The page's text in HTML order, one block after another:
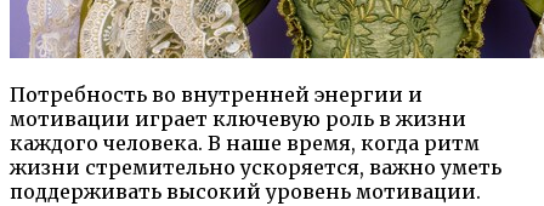
Потребность во внутренней энергии и
мотивации играет ключевую роль в жизни
каждого человека. В наше время, когда ритм
жизни стремительно ускоряется, важно уметь
поддерживать высокий уровень мотивации.